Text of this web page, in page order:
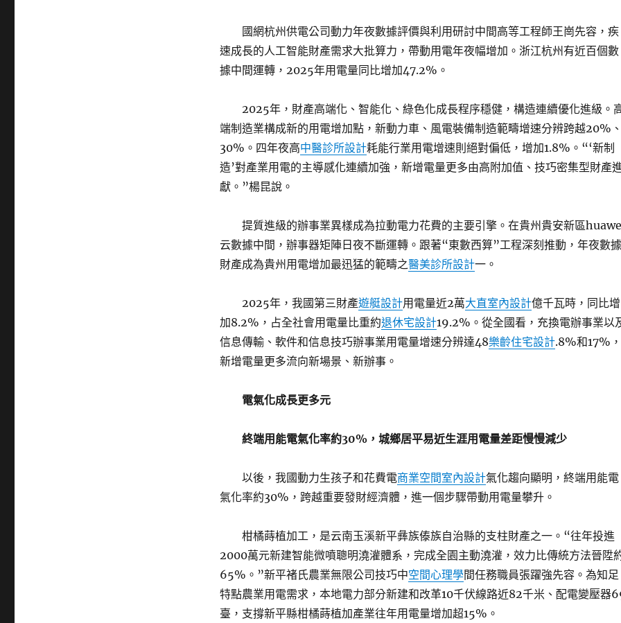
國網杭州供電公司動力年夜數據評價與利用研討中間高等工程師王崗先容，疾
速成長的人工智能財產需求大批算力，帶動用電年夜幅增加。浙江杭州有近百個數
據中間運轉，2025年用電量同比增加47.2%。
2025年，財產高端化、智能化、綠色化成長程序穩健，構造連續優化進級。
端制造業構成新的用電增加點，新動力車、風電裝備制造範疇增速分辨跨越20%、
30%。四年夜高中醫診所設計耗能行業用電增速則絕對偏低，增加1.8%。“‘新制
造’對產業用電的主導感化連續加強，新增電量更多由高附加值、技巧密集型財產
獻。”楊昆說。
提質進級的辦事業異樣成為拉動電力花費的主要引擎。在貴州貴安新區
云數據中間，辦事器矩陣日夜不斷運轉。跟著“東數西算”工程深刻推動，年夜數據
財產成為貴州用電增加最迅猛的範疇之醫美診所設計一。
2025年，我國第三財產遊艇設計用電量近2萬大直室內設計億千瓦時，同比增
加8.2%，占全社會用電量比重約退休宅設計19.2%。從全國看，充換電辦事業以
信息傳輸、軟件和信息技巧辦事業用電量增速分辨達48樂齡住宅設計.8%和17%，
新增電量更多流向新場景、新辦事。
電氣化成長更多元
終端用能電氣化率約30%，城鄉居平易近生涯用電量差距慢慢減少
以後，我國動力生孩子和花費電商業空間室內設計氣化趨向顯明，終端用能電
氣化率約30%，跨越重要發財經濟體，進一個步驟帶動用電量攀升。
柑橘蒔植加工，是云南玉溪新平彝族傣族自治縣的支柱財產之一。“往年投進
2000萬元新建智能微噴聰明澆灌體系，完成全園主動澆灌，效力比傳統方法晉陞
65%。”新平褚氏農業無限公司技巧中空間心理學間任務職員張躍強先容。為知足
特點農業用電需求，本地電力部分新建和改革10千伏線路近82千米、配電變壓器
臺，支撐新平縣柑橘蒔植加產業往年用電量增加超15%。